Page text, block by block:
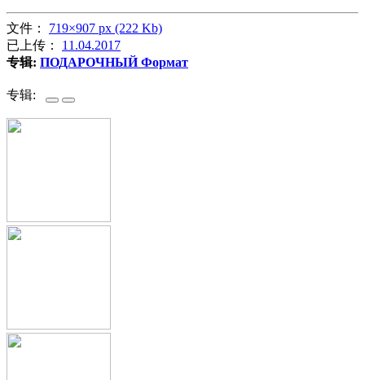
文件： 719×907 px (222 Kb)
已上传： 11.04.2017
专辑: ПОДАРОЧНЫЙ Формат
专辑: